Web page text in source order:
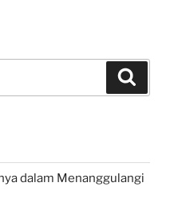
dalam Menanggulangi